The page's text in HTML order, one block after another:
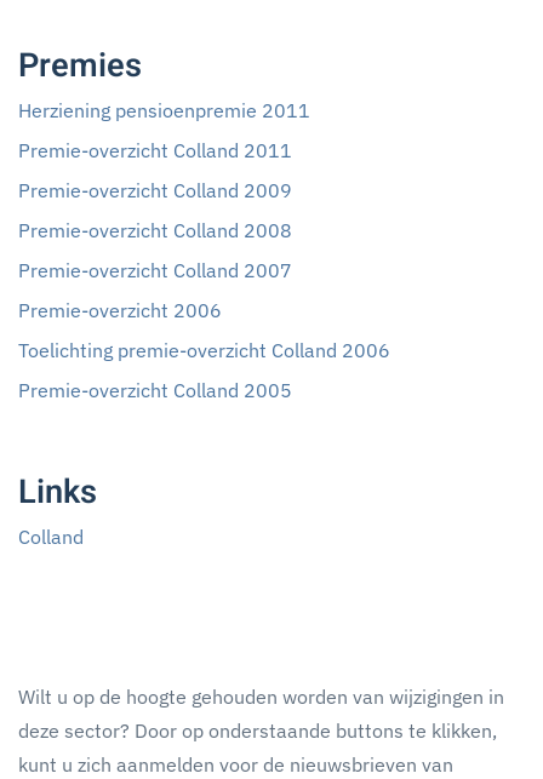
Premies
Herziening pensioenpremie 2011
Premie-overzicht Colland 2011
Premie-overzicht Colland 2009
Premie-overzicht Colland 2008
Premie-overzicht Colland 2007
Premie-overzicht 2006
Toelichting premie-overzicht Colland 2006
Premie-overzicht Colland 2005
Links
Colland
Wilt u op de hoogte gehouden worden van wijzigingen in
deze sector? Door op onderstaande buttons te klikken,
kunt u zich aanmelden voor de nieuwsbrieven van